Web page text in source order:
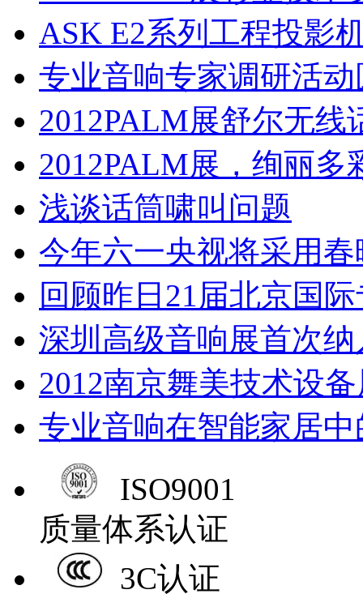
ASK E2系列工程投影
专业音响专家调研活
2012PALM展舒尔无线
2012PALM展，绚丽多
浅谈话筒啸叫问题
今年六一央视将采用
回顾昨日21届北京国
深圳高级音响展首次
2012南京舞美技术设
专业音响在智能家居
ISO9001
质量体系认证
3C认证